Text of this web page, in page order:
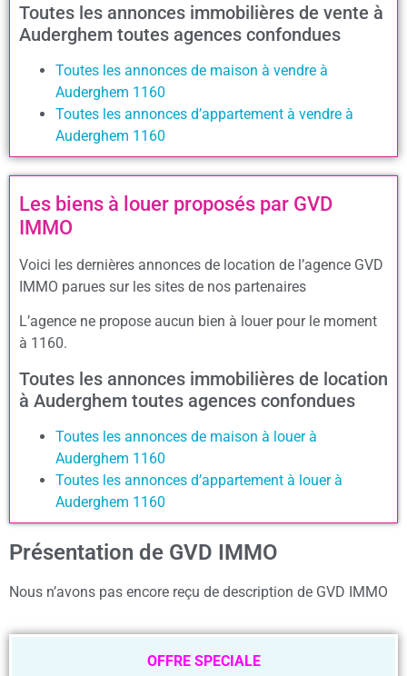
Toutes les annonces immobilières de vente à
Auderghem toutes agences confondues
Toutes les annonces de maison à vendre à
Auderghem 1160
Toutes les annonces d’appartement à vendre à
Auderghem 1160
Les biens à louer proposés par GVD
IMMO
Voici les dernières annonces de location de l’agence GVD
IMMO parues sur les sites de nos partenaires
L’agence ne propose aucun bien à louer pour le moment
à 1160.
Toutes les annonces immobilières de location
à Auderghem toutes agences confondues
Toutes les annonces de maison à louer à
Auderghem 1160
Toutes les annonces d’appartement à louer à
Auderghem 1160
Présentation de GVD IMMO
Nous n’avons pas encore reçu de description de GVD IMMO
OFFRE SPECIALE